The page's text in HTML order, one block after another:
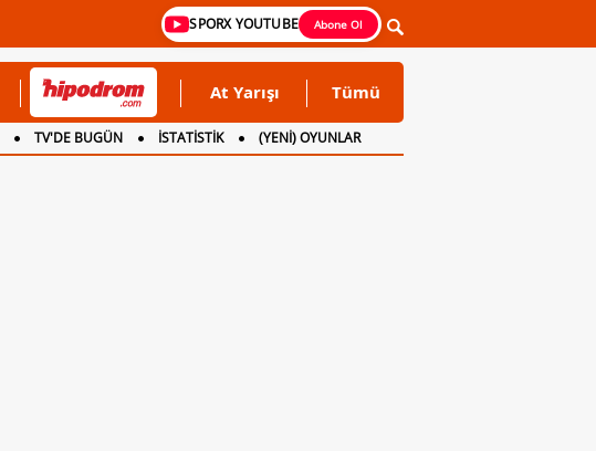
SPORX YOUTUBE Abone Ol
At Yarışı Tümü
TV'DE BUGÜN İSTATİSTİK
(YENİ) OYUNLAR